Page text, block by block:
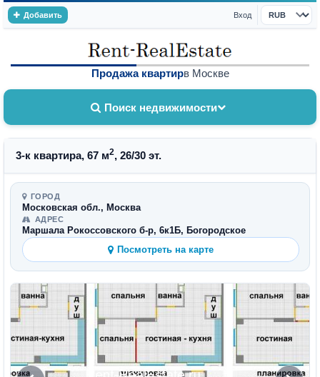
Добавить Вход
Валюта
Продажа квартирв Москве
Поиск недвижимости
3-к квартира, 67 м2, 26/30 эт.
ГОРОД
Московская обл., Москва
АДРЕС
Маршала Рокоссовского б-р, 6к1Б, Богородское
Посмотреть на карте